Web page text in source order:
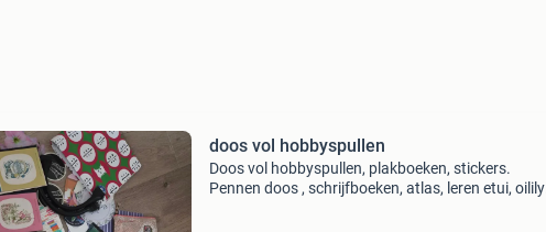
doos vol hobbyspullen
Doos vol hobbyspullen, plakboeken, stickers.
Pennen doos , schrijfboeken, atlas, leren etui, oilily